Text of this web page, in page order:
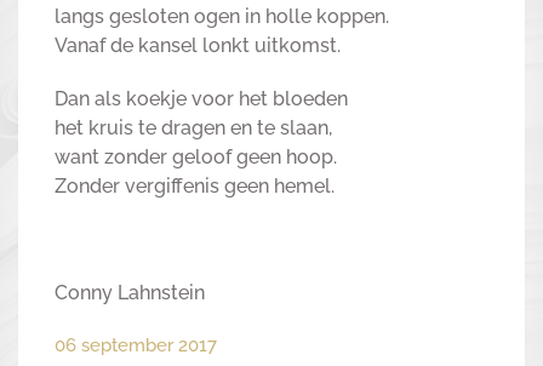
langs gesloten ogen in holle koppen.
Vanaf de kansel lonkt uitkomst.
Dan als koekje voor het bloeden
het kruis te dragen en te slaan,
want zonder geloof geen hoop.
Zonder vergiffenis geen hemel.
Conny Lahnstein
06 september 2017